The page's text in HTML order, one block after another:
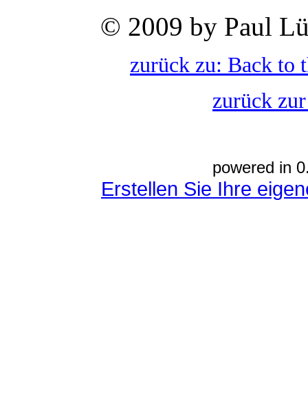
© 2009 by Paul
zurück zu: Back to
zurück
powered in
Erstellen Sie Ihre